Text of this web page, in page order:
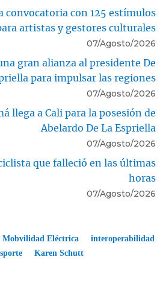
convocatoria con 125 estímulos
artistas y gestores culturales
07/Agosto/2026
gran alianza al presidente De
para impulsar las regiones
07/Agosto/2026
llega a Cali para la posesión de
Abelardo De La Espriella
07/Agosto/2026
que falleció en las últimas
horas
07/Agosto/2026
Mobvilidad Eléctrica
interoperabilidad
Karen Schutt